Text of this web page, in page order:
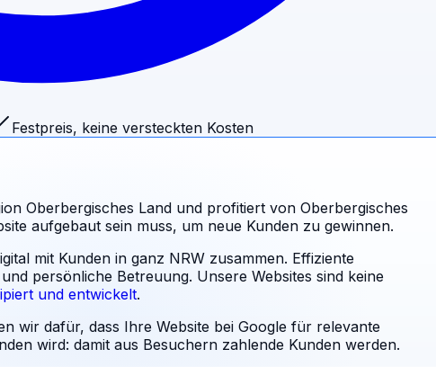
Festpreis, keine versteckten Kosten
Oberbergisches Land und profitiert von Oberbergisches
aufgebaut sein muss, um neue Kunden zu gewinnen.
mit Kunden in ganz NRW zusammen. Effiziente
persönliche Betreuung. Unsere Websites sind keine
und entwickelt.
wir dafür, dass Ihre Website bei Google für relevante
wird: damit aus Besuchern zahlende Kunden werden.